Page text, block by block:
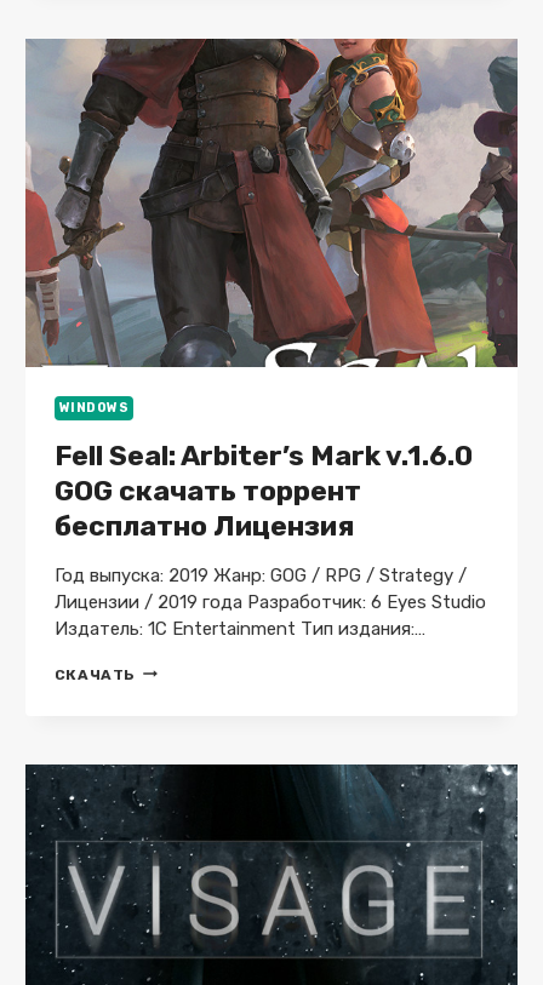
WINDOWS
Fell Seal: Arbiter’s Mark v.1.6.0
GOG скачать торрент
бесплатно Лицензия
Год выпуска: 2019 Жанр: GOG / RPG / Strategy /
Лицензии / 2019 года Разработчик: 6 Eyes Studio
Издатель: 1C Entertainment Тип издания:…
СКАЧАТЬ FELL
GOG
СКАЧАТЬ
БЕСПЛАТНО
ЛИЦЕНЗИЯ